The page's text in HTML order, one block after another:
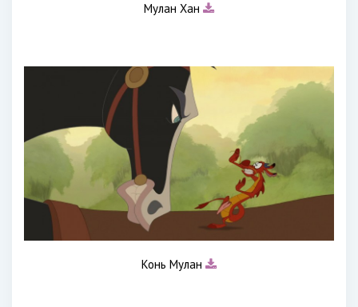
Мулан Хан
Конь Мулан